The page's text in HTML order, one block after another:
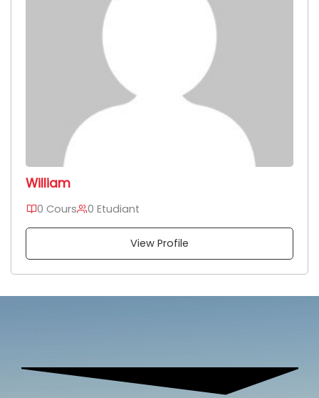
William
0 Cours 0 Etudiant
View Profile